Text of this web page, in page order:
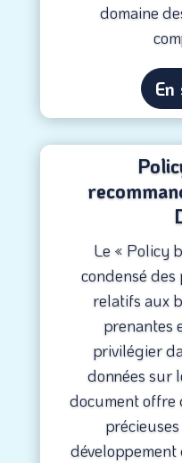
domaine
En
Le « Policy
condensé
relatifs aux
prenantes
privilégier
données sur
document offre